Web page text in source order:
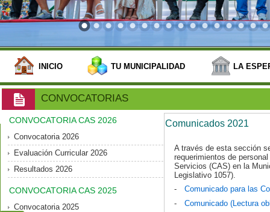
INICIO TU MUNICIPALIDAD LA
CONVOCATORIAS
CONVOCATORIA CAS 2026
Convocatoria 2026
Evaluación Curricular 2026
Resultados 2026
CONVOCATORIA CAS 2025
Convocatoria 2025
Comunicados 2021
A través de esta sección
requerimientos de
Servicios (CAS) en la
Legislativo 1057).
-
Comunicado para las
-
Comunicado (Lectura